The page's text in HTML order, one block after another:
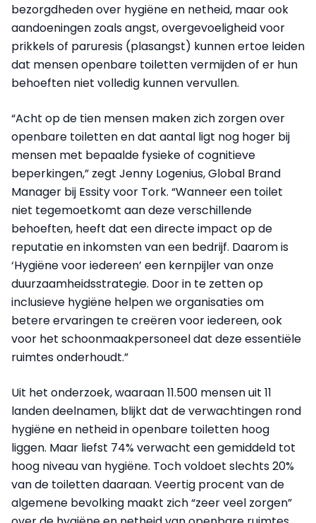
bezorgdheden over hygiëne en netheid, maar ook
aandoeningen zoals angst, overgevoeligheid voor
prikkels of paruresis (plasangst) kunnen ertoe leiden
dat mensen openbare toiletten vermijden of er hun
behoeften niet volledig kunnen vervullen.
“Acht op de tien mensen maken zich zorgen over
openbare toiletten en dat aantal ligt nog hoger bij
mensen met bepaalde fysieke of cognitieve
beperkingen,” zegt Jenny Logenius, Global Brand
Manager bij Essity voor Tork. “Wanneer een toilet
niet tegemoetkomt aan deze verschillende
behoeften, heeft dat een directe impact op de
reputatie en inkomsten van een bedrijf. Daarom is
‘Hygiëne voor iedereen’ een kernpijler van onze
duurzaamheidsstrategie. Door in te zetten op
inclusieve hygiëne helpen we organisaties om
betere ervaringen te creëren voor iedereen, ook
voor het schoonmaakpersoneel dat deze essentiële
ruimtes onderhoudt.”
Uit het onderzoek, waaraan 11.500 mensen uit 11
landen deelnamen, blijkt dat de verwachtingen rond
hygiëne en netheid in openbare toiletten hoog
liggen. Maar liefst 74% verwacht een gemiddeld tot
hoog niveau van hygiëne. Toch voldoet slechts 20%
van de toiletten daaraan. Veertig procent van de
algemene bevolking maakt zich “zeer veel zorgen”